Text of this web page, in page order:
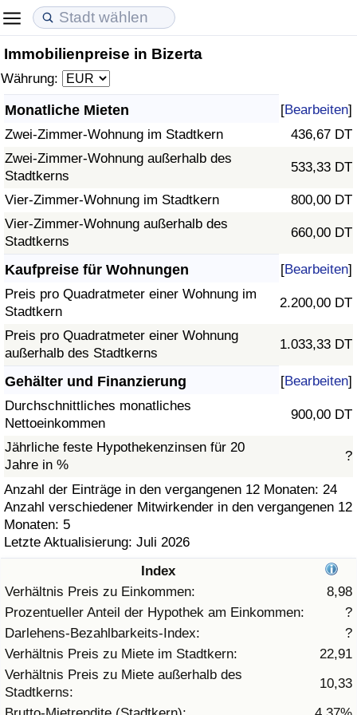
Immobilienpreise in Bizerta
Währung:
Monatliche Mieten [Bearbeiten]
Zwei-Zimmer-Wohnung im Stadtkern
436,67 DT
Zwei-Zimmer-Wohnung außerhalb des
Stadtkerns
533,33 DT
Vier-Zimmer-Wohnung im Stadtkern
800,00 DT
Vier-Zimmer-Wohnung außerhalb des
Stadtkerns
660,00 DT
Kaufpreise für Wohnungen [Bearbeiten]
Preis pro Quadratmeter einer Wohnung im
Stadtkern
2.200,00 DT
Preis pro Quadratmeter einer Wohnung
außerhalb des Stadtkerns
1.033,33 DT
Gehälter und Finanzierung [Bearbeiten]
Durchschnittliches monatliches
Nettoeinkommen
900,00 DT
Jährliche feste Hypothekenzinsen für 20
Jahre in %
?
Anzahl der Einträge in den vergangenen 12 Monaten: 24
Anzahl verschiedener Mitwirkender in den vergangenen 12
Monaten: 5
Letzte Aktualisierung: Juli 2026
Index
Verhältnis Preis zu Einkommen:
8,98
Prozentueller Anteil der Hypothek am Einkommen:
?
Darlehens-Bezahlbarkeits-Index:
?
Verhältnis Preis zu Miete im Stadtkern:
22,91
Verhältnis Preis zu Miete außerhalb des
Stadtkerns:
10,33
Lebenshaltungskosten
Lebenshaltungskosten-Index (aktuell)
Lebenshaltungskosten-Index
Lebenshaltungskosten-Index nach Land
in Akaba
Immobilienpreise
Immobilienpreis-Index (aktuell)
Immobilienpreis-Index
Immobilienpreis-Index nach Land
Lebensqualität
Lebensqualität-Index
Lebensqualität-Index (aktuell)
Lebensqualitätsindex nach Land
Kriminalität
Kriminalitäts-Index (aktuell)
Kriminalitäts-Index
Kriminalitätsindex nach Land
Gesundheitsversorgung
Gesundheitsversorgungs-Index (aktuell)
Gesundheitsversorgungs-Index
Gesundheitsversorgungs-Index nach Land
Umweltverschmutzung
Umweltverschmutzungs-Index (aktuell)
Verschmutzungsindex
Umweltverschmutzungs-Index nach Land
Verkehr